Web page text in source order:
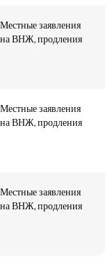
Местные заявления
на ВНЖ, продления
Местные заявления
на ВНЖ, продления
Местные заявления
на ВНЖ, продления